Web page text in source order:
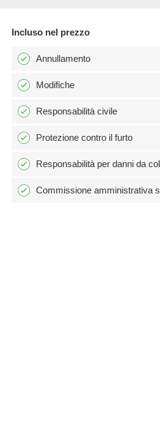
Incluso nel prezzo
Annullamento
Modifiche
Responsabilità civile
Protezione contro il furto
Responsabilità per danni da
Commissione amministrativa